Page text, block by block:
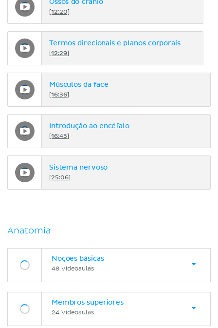
Ossos do crânio
[12:20]
Termos direcionais e planos corporais
[12:29]
Músculos da face
[16:36]
Introdução ao encéfalo
[16:43]
Sistema nervoso
[25:06]
Anatomia
Noções básicas
48 Videoaulas
Membros superiores
24 Videoaulas